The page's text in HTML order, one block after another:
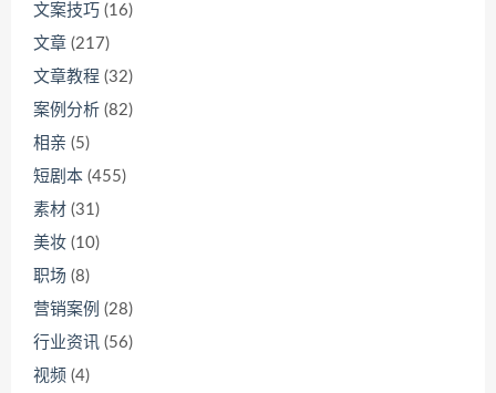
文案技巧 (16)
文章 (217)
文章教程 (32)
案例分析 (82)
相亲 (5)
短剧本 (455)
素材 (31)
美妆 (10)
职场 (8)
营销案例 (28)
行业资讯 (56)
视频 (4)